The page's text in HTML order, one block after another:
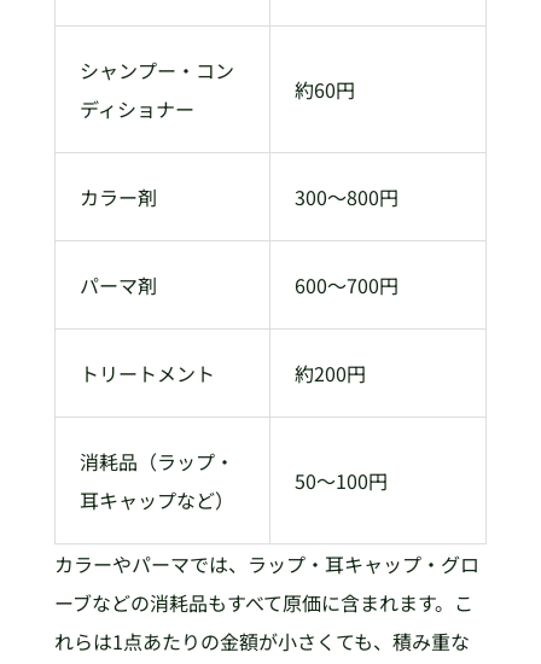
シャンプー・コン
ディショナー
約60円
カラー剤 300〜800円
パーマ剤 600〜700円
トリートメント 約200円
消耗品（ラップ・
耳キャップなど）
50〜100円
カラーやパーマでは、ラップ・耳キャップ・グロ
ーブなどの消耗品もすべて原価に含まれます。こ
れらは1点あたりの金額が小さくても、積み重な